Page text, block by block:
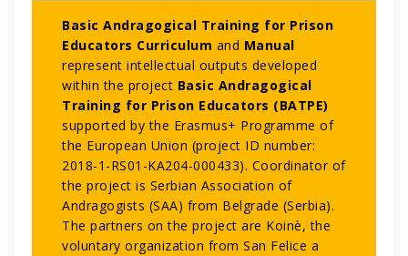
Basic Andragogical Training for Prison
Educators Curriculum and Manual
represent intellectual outputs developed
within the project Basic Andragogical
Training for Prison Educators (BATPE)
supported by the Erasmus+ Programme of
the European Union (project ID number:
2018-1-RS01-KA204-000433). Coordinator of
the project is Serbian Association of
Andragogists (SAA) from Belgrade (Serbia).
The partners on the project are Koinè, the
voluntary organization from San Felice a